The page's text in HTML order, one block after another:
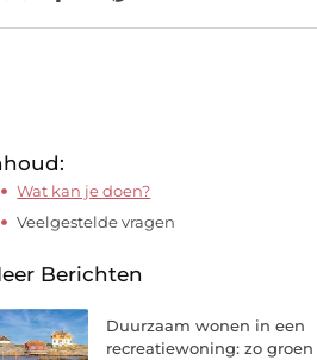
Wat kan je doen?
Veelgestelde vragen
Berichten
Duurzaam wonen in een
recreatiewoning: zo